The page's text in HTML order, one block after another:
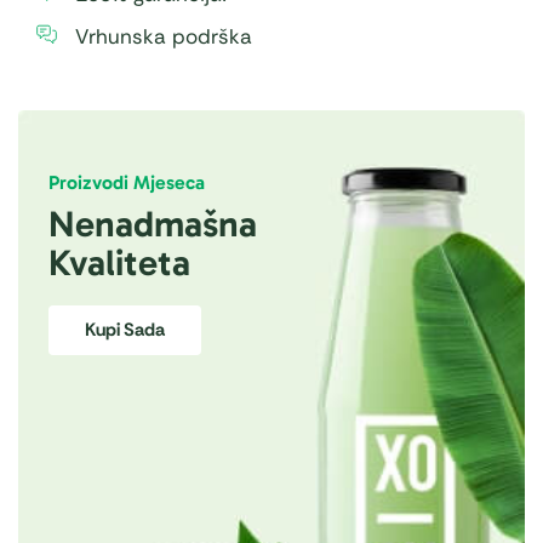
Vrhunska podrška
Proizvodi Mjeseca
Nenadmašna
Kvaliteta
Kupi Sada